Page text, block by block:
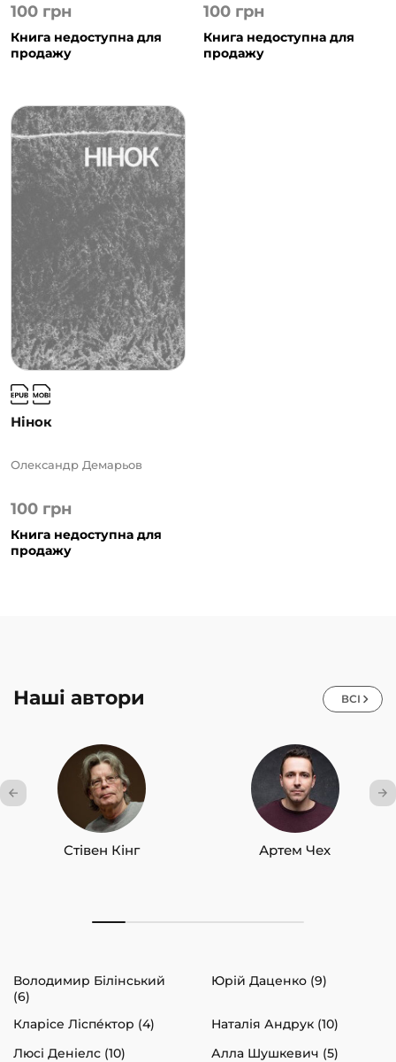
100 грн
Книга недоступна для
продажу
100 грн
Книга недоступна для
продажу
Нінок
100 грн
Олександр Демарьов
Книга недоступна для
продажу
Наші автори ВСІ
Стівен Кінг Артем Чех
Володимир Білінський
(6)
Юрій Даценко (9)
Кларісе Ліспéктор (4)
Наталія Андрук (10)
Люсі Деніелс (10)
Алла Шушкевич (5)